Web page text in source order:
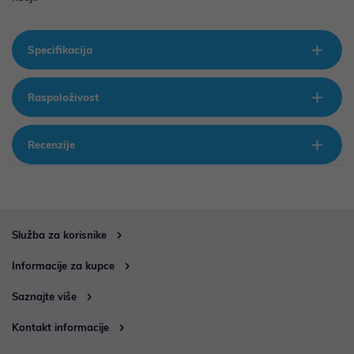
Specifikacija
Raspoloživost
Recenzije
Služba za korisnike
Informacije za kupce
Saznajte više
Kontakt informacije